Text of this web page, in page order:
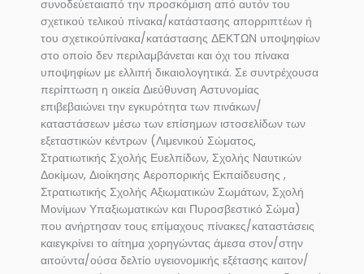
συνοδεύεταιαπό την προσκόμιση από αυτόν του
σχετικού τελικού πίνακα/κατάστασης απορριπτέων ή
του σχετικούπίνακα/κατάστασης ΔΕΚΤΩΝ υποψηφίων
στο οποίο δεν περιλαμβάνεται και όχι του πίνακα
υποψηφίων με ελλιπή δικαιολογητικά. Σε συντρέχουσα
περίπτωση η οικεία Διεύθυνση Αστυνομίας
επιβεβαιώνει την εγκυρότητα των πινάκων/
καταστάσεων μέσω των επίσημων ιστοσελίδων των
εξεταστικών κέντρων (Λιμενικού Σώματος,
Στρατιωτικής Σχολής Ευελπίδων, Σχολής Ναυτικών
Δοκίμων, Διοίκησης Aεροπορικής Εκπαίδευσης ,
Στρατιωτικής Σχολής Αξιωματικών Σωμάτων, Σχολή
Μονίμων Υπαξιωματικών και Πυροσβεστικό Σώμα)
που ανήρτησαν τους επίμαχους πίνακες/καταστάσεις
καιεγκρίνει το αίτημα χορηγώντας άμεσα στον/στην
αιτούντα/ούσα δελτίο υγειονομικής εξέτασης καιτον/